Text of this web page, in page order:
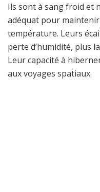
Ils sont à sang froid et
adéquat pour
température. Leurs
perte d’humidité, plus
Leur capacité à
aux voyages spatiaux.